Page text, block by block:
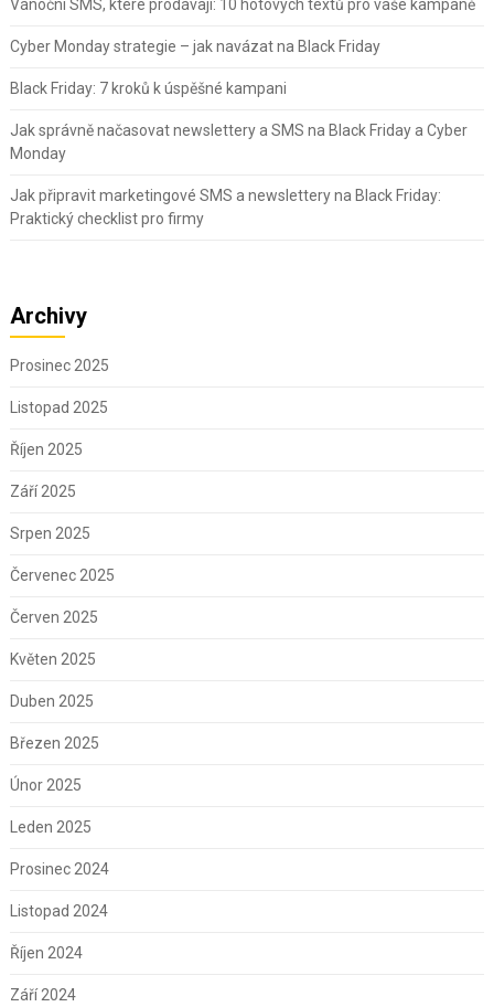
Vánoční SMS, které prodávají: 10 hotových textů pro vaše kampaně
Cyber Monday strategie – jak navázat na Black Friday
Black Friday: 7 kroků k úspěšné kampani
Jak správně načasovat newslettery a SMS na Black Friday a Cyber
Monday
Jak připravit marketingové SMS a newslettery na Black Friday:
Praktický checklist pro firmy
Archivy
Prosinec 2025
Listopad 2025
Říjen 2025
Září 2025
Srpen 2025
Červenec 2025
Červen 2025
Květen 2025
Duben 2025
Březen 2025
Únor 2025
Leden 2025
Prosinec 2024
Listopad 2024
Říjen 2024
Září 2024